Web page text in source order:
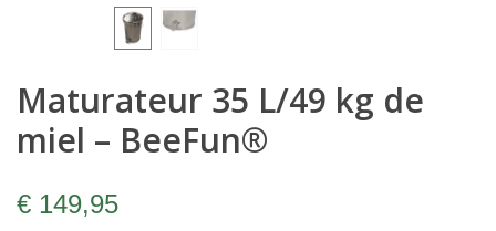
Maturateur 35 L/49 kg de
miel – BeeFun®
€ 149,95